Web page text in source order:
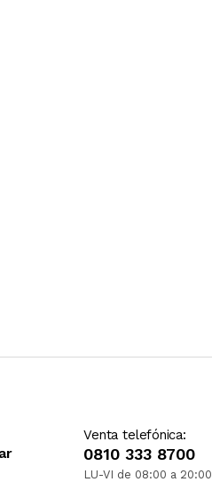
Venta telefónica:
0810 333 8700
LU-VI de 08:00 a 20:00